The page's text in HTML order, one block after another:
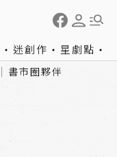
迷創作 星劇點
書市圈夥伴